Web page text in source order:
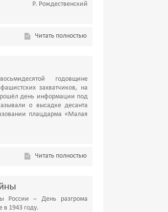
Р. Рождественский
Читать полностью
годовщине
захватчиков, на
день информации под
о высадке десанта
плацдарма «Малая
Читать полностью
России – День разгрома
в 1943 году.